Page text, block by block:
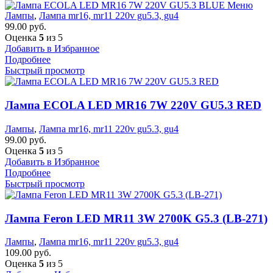
Меню
Лампы, Лампа mr16, mr11 220v gu5.3, gu4
99.00 руб.
Оценка 5 из 5
Добавить в Избранное
Подробнее
Быстрый просмотр
Лампа ECOLA LED MR16 7W 220V GU5.3 RED
Лампы, Лампа mr16, mr11 220v gu5.3, gu4
99.00 руб.
Оценка 5 из 5
Добавить в Избранное
Подробнее
Быстрый просмотр
Лампа Feron LED MR11 3W 2700K G5.3 (LB-271)
Лампы, Лампа mr16, mr11 220v gu5.3, gu4
109.00 руб.
Оценка 5 из 5